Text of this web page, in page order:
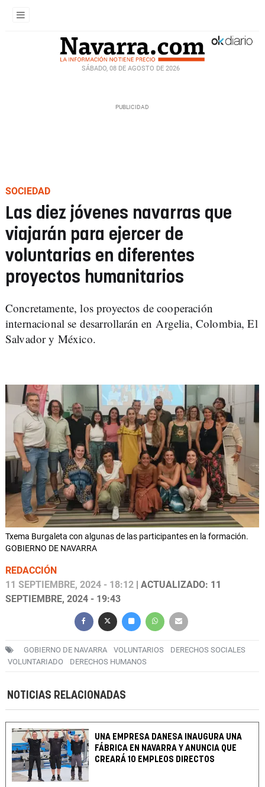
SÁBADO, 08 DE AGOSTO DE 2026
SOCIEDAD
Las diez jóvenes navarras que
viajarán para ejercer de
voluntarias en diferentes
proyectos humanitarios
Concretamente, los proyectos de cooperación
internacional se desarrollarán en Argelia, Colombia, El
Salvador y México.
Txema Burgaleta con algunas de las participantes en la formación.
GOBIERNO DE NAVARRA
REDACCIÓN
11 SEPTIEMBRE, 2024 - 18:12 | ACTUALIZADO: 11
SEPTIEMBRE, 2024 - 19:43
GOBIERNO DE NAVARRA VOLUNTARIOS
DERECHOS SOCIALES
VOLUNTARIADO
DERECHOS HUMANOS
NOTICIAS RELACIONADAS
UNA EMPRESA DANESA INAUGURA UNA
FÁBRICA EN NAVARRA Y ANUNCIA QUE
CREARÁ 10 EMPLEOS DIRECTOS